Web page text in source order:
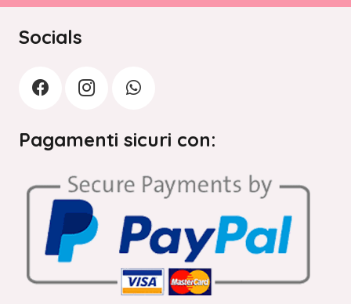
Socials
Pagamenti sicuri con: